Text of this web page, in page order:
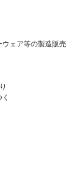
ェア等の製造販売